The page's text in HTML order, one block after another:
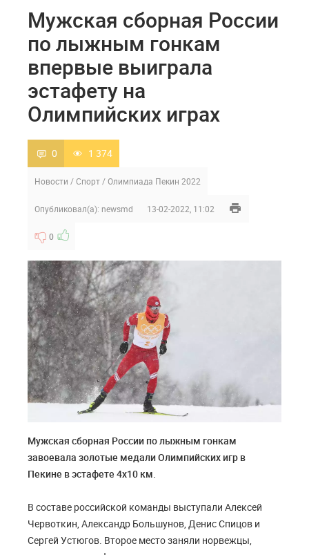
Мужская сборная России
по лыжным гонкам
впервые выиграла
эстафету на
Олимпийских играх
0 1 374
Новости /Спорт /Олимпиада Пекин 2022
Опубликовал(а): newsmd 13-02-2022, 11:02
0
Мужская сборная России по лыжным гонкам
завоевала золотые медали Олимпийских игр в
Пекине в эстафете 4х10 км.
В составе российской команды выступали Алексей
Червоткин, Александр Большунов, Денис Спицов и
Сергей Устюгов. Второе место заняли норвежцы,